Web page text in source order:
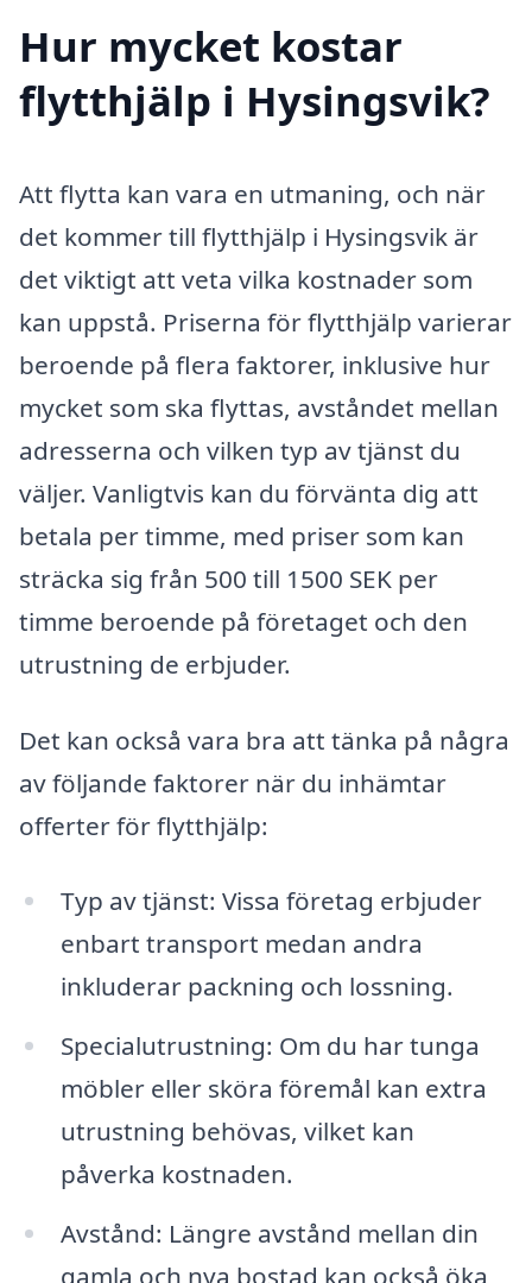
Hur mycket kostar
flytthjälp i Hysingsvik?
Att flytta kan vara en utmaning, och när
det kommer till flytthjälp i Hysingsvik är
det viktigt att veta vilka kostnader som
kan uppstå. Priserna för flytthjälp varierar
beroende på flera faktorer, inklusive hur
mycket som ska flyttas, avståndet mellan
adresserna och vilken typ av tjänst du
väljer. Vanligtvis kan du förvänta dig att
betala per timme, med priser som kan
sträcka sig från 500 till 1500 SEK per
timme beroende på företaget och den
utrustning de erbjuder.
Det kan också vara bra att tänka på några
av följande faktorer när du inhämtar
offerter för flytthjälp:
Typ av tjänst: Vissa företag erbjuder
enbart transport medan andra
inkluderar packning och lossning.
Specialutrustning: Om du har tunga
möbler eller sköra föremål kan extra
utrustning behövas, vilket kan
påverka kostnaden.
Avstånd: Längre avstånd mellan din
gamla och nya bostad kan också öka